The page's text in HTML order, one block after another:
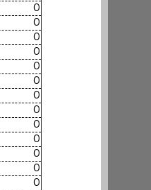
0
0
0
0
0
0
0
0
0
0
0
0
0